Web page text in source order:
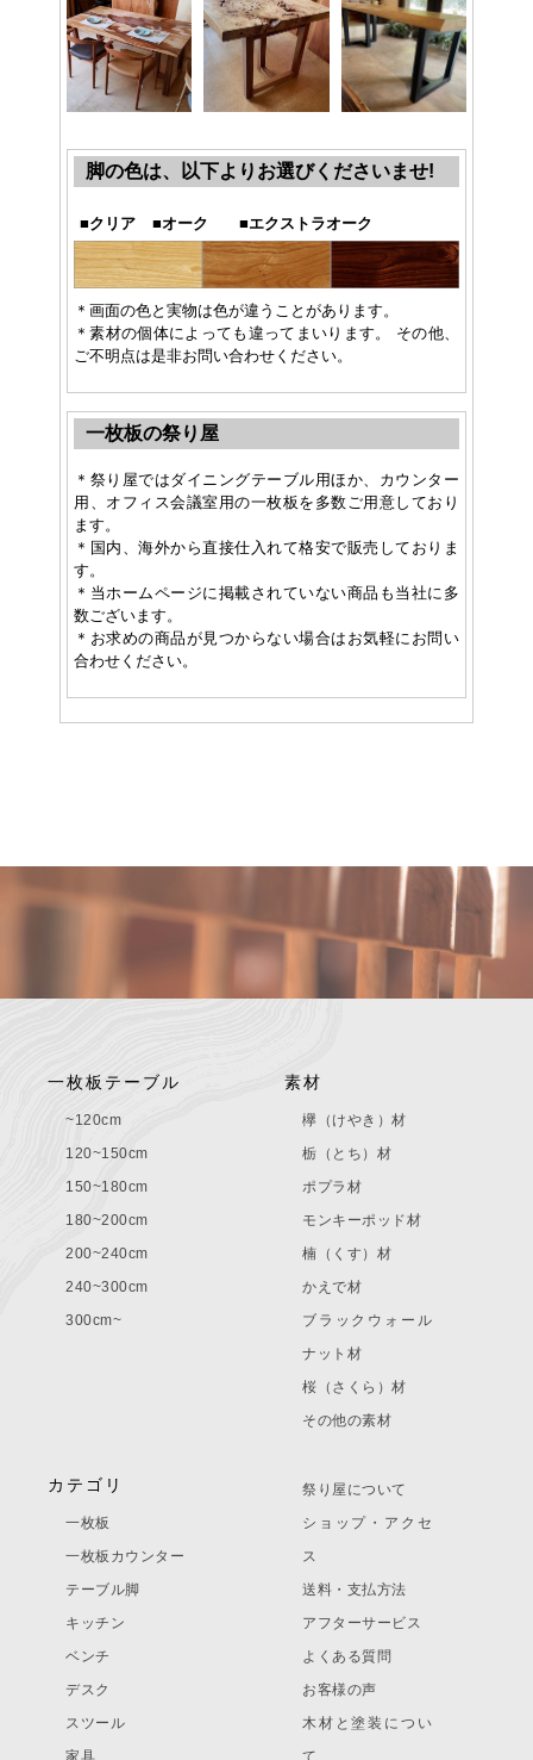
脚の色は、以下よりお選びくださいませ!
■クリア ■オーク ■エクストラオーク
＊画面の色と実物は色が違うことがあります。
＊素材の個体によっても違ってまいります。 その他、
ご不明点は是非お問い合わせください。
一枚板の祭り屋
＊祭り屋ではダイニングテーブル用ほか、カウンター
用、オフィス会議室用の一枚板を多数ご用意しており
ます。
＊国内、海外から直接仕入れて格安で販売しておりま
す。
＊当ホームページに掲載されていない商品も当社に多
数ございます。
＊お求めの商品が見つからない場合はお気軽にお問い
合わせください。
一枚板テーブル
~120cm
120~150cm
150~180cm
180~200cm
200~240cm
240~300cm
300cm~
素材
欅（けやき）材
栃（とち）材
ポプラ材
モンキーポッド材
楠（くす）材
かえで材
ブラックウォール
ナット材
桜（さくら）材
その他の素材
カテゴリ
一枚板
一枚板カウンター
テーブル脚
キッチン
ベンチ
デスク
スツール
祭り屋について
ショップ・アクセ
ス
送料・支払方法
アフターサービス
よくある質問
お客様の声
木材と塗装につい